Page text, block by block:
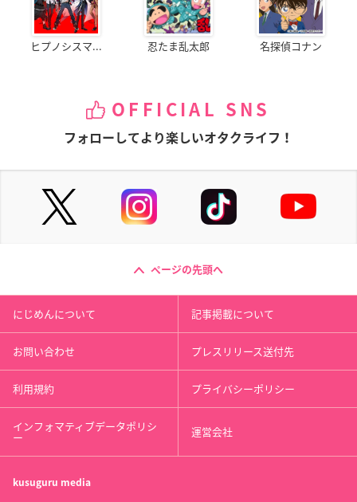
ヒプノシスマ... 忍たま乱太郎 名探偵コナン
OFFICIAL SNS
フォローしてより楽しいオタクライフ！
ページの先頭へ
にじめんについて 記事掲載について
お問い合わせ プレスリリース送付先
利用規約 プライバシーポリシー
インフォマティブデータポリシ
ー 運営会社
kusuguru media